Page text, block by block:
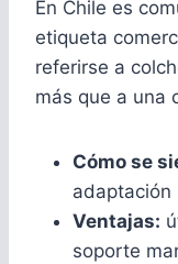
En Chile es
etiqueta
referirse a
más que a una
Cómo se
adaptación
Ventajas:
soporte